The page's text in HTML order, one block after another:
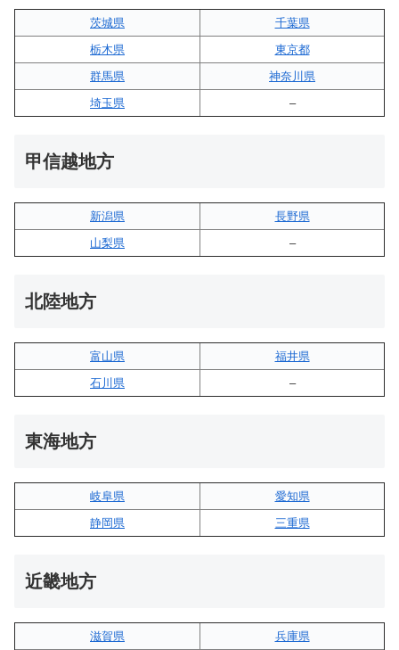
茨城県
千葉県
栃木県
東京都
群馬県
神奈川県
埼玉県
–
甲信越地方
新潟県
長野県
山梨県
–
北陸地方
富山県
福井県
石川県
–
東海地方
岐阜県
愛知県
静岡県
三重県
近畿地方
滋賀県
兵庫県